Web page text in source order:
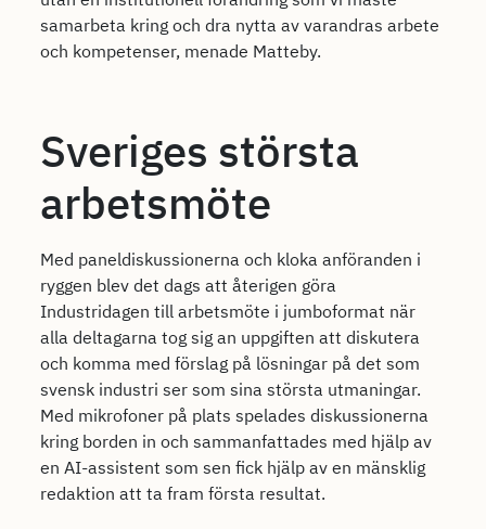
samarbeta kring och dra nytta av varandras arbete
och kompetenser, menade Matteby.
Sveriges största
arbetsmöte
Med paneldiskussionerna och kloka anföranden i
ryggen blev det dags att återigen göra
Industridagen till arbetsmöte i jumboformat när
alla deltagarna tog sig an uppgiften att diskutera
och komma med förslag på lösningar på det som
svensk industri ser som sina största utmaningar.
Med mikrofoner på plats spelades diskussionerna
kring borden in och sammanfattades med hjälp av
en AI-assistent som sen fick hjälp av en mänsklig
redaktion att ta fram första resultat.